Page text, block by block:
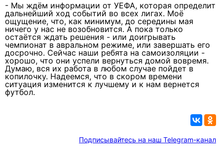
- Мы ждём информации от УЕФА, которая определит
дальнейший ход событий во всех лигах. Моё
ощущение, что, как минимум, до середины мая
ничего у нас не возобновится. А пока только
остаётся ждать решения - или доигрывать
чемпионат в авральном режиме, или завершать его
досрочно. Сейчас наши ребята на самоизоляции -
хорошо, что они успели вернуться домой вовремя.
Думаю, вся их работа в любом случае пойдет в
копилочку. Надеемся, что в скором времени
ситуация изменится к лучшему и к нам вернется
футбол.
Подписывайтесь на наш Telegram-канал